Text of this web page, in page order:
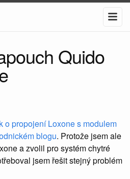
Quido
o propojení Loxone s modulem
blogu. Protože jsem ale
a zvolil pro systém chytré
jsem řešit stejný problém